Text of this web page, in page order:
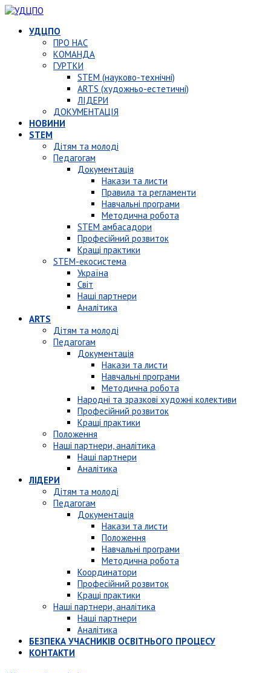
УДЦПО
ПРО НАС
КОМАНДА
ГУРТКИ
STEM (науково-технічні)
ARTS (художньо-естетичні)
ЛІДЕРИ
ДОКУМЕНТАЦІЯ
НОВИНИ
STEM
Дітям та молоді
Педагогам
Документація
Накази та листи
Правила та регламенти
Навчальні програми
Методична робота
STEM амбасадори
Професійний розвиток
Кращі практики
STEM-екосистема
Україна
Світ
Наші партнери
Аналітика
ARTS
Дітям та молоді
Педагогам
Документація
Накази та листи
Навчальні програми
Методична робота
Народні та зразкові художні колективи
Професійний розвиток
Кращі практики
Положення
Наші партнери, аналітика
Наші партнери
Аналітика
ЛІДЕРИ
Дітям та молоді
Педагогам
Документація
Накази та листи
Положення
Навчальні програми
Методична робота
Координатори
Професійний розвиток
Кращі практики
Наші партнери, аналітика
Наші партнери
Аналітика
БЕЗПЕКА УЧАСНИКІВ ОСВІТНЬОГО ПРОЦЕСУ
КОНТАКТИ